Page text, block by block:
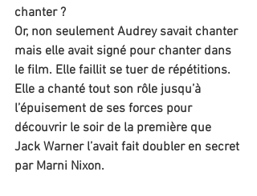
chanter ?
Or, non seulement Audrey savait chanter
mais elle avait signé pour chanter dans
le film. Elle faillit se tuer de répétitions.
Elle a chanté tout son rôle jusqu’à
l’épuisement de ses forces pour
découvrir le soir de la première que
Jack Warner l’avait fait doubler en secret
par Marni Nixon.